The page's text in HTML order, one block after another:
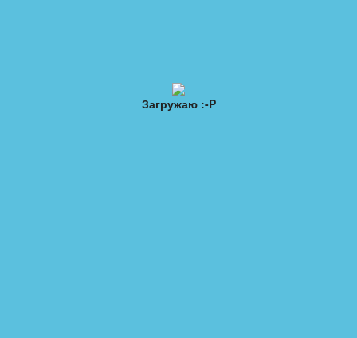
Загружаю :-P